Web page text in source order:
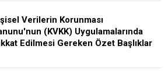
Verilerin Korunması
(KVKK) Uygulamalarında
Edilmesi Gereken Özet Başlıklar